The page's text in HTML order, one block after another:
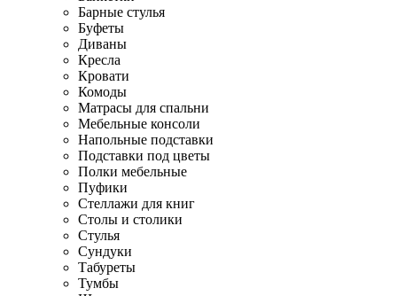
Барные стулья
Буфеты
Диваны
Кресла
Кровати
Комоды
Матрасы для спальни
Мебельные консоли
Напольные подставки
Подставки под цветы
Полки мебельные
Пуфики
Стеллажи для книг
Столы и столики
Стулья
Сундуки
Табуреты
Тумбы